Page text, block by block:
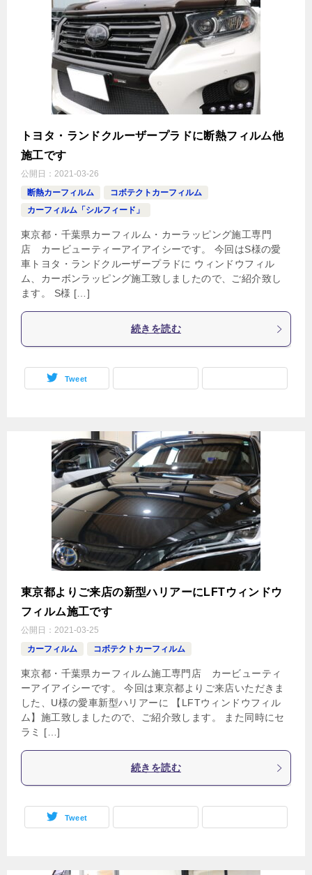
トヨタ・ランドクルーザープラドに断熱フィルム他
施工です
公開日： 2021-03-26
断熱カーフィルム
コボテクトカーフィルム
カーフィルム「シルフィード」
東京都・千葉県カーフィルム・カーラッピング施工専門
店 カービューティーアイアイシーです。 今回はS様の愛
車トヨタ・ランドクルーザープラドに ウィンドウフィル
ム、カーボンラッピング施工致しましたので、ご紹介致し
ます。 S様 […]
続きを読む
Tweet
東京都よりご来店の新型ハリアーにLFTウィンドウ
フィルム施工です
公開日： 2021-03-25
カーフィルム
コボテクトカーフィルム
東京都・千葉県カーフィルム施工専門店 カービューティ
ーアイアイシーです。 今回は東京都よりご来店いただきま
した、U様の愛車新型ハリアーに 【LFTウィンドウフィル
ム】施工致しましたので、ご紹介致します。 また同時にセ
ラミ […]
続きを読む
Tweet